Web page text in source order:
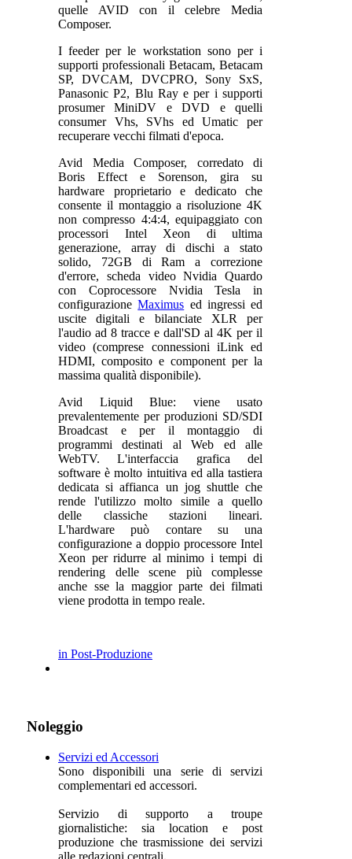
quelle AVID con il celebre Media
Composer.
I feeder per le workstation sono per i
supporti professionali Betacam, Betacam
SP, DVCAM, DVCPRO, Sony SxS,
Panasonic P2, Blu Ray e per i supporti
prosumer MiniDV e DVD e quelli
consumer Vhs, SVhs ed Umatic per
recuperare vecchi filmati d'epoca.
Avid Media Composer, corredato di
Boris Effect e Sorenson, gira su
hardware proprietario e dedicato che
consente il montaggio a risoluzione 4K
non compresso 4:4:4, equipaggiato con
processori Intel Xeon di ultima
generazione, array di dischi a stato
solido, 72GB di Ram a correzione
d'errore, scheda video Nvidia Quardo
con Coprocessore Nvidia Tesla in
configurazioneMaximus ed ingressi ed
uscite digitali e bilanciate XLR per
l'audio ad 8 tracce e dall'SD al 4K per il
video (comprese connessioni iLink ed
HDMI, composito e component per la
massima qualità disponibile).
Avid Liquid Blue: viene usato
prevalentemente per produzioni SD/SDI
Broadcast e per il montaggio di
programmi destinati al Web ed alle
WebTV. L'interfaccia grafica del
software è molto intuitiva ed alla tastiera
dedicata si affianca un jog shuttle che
rende l'utilizzo molto simile a quello
delle classiche stazioni lineari.
L'hardware può contare su una
configurazione a doppio processore Intel
Xeon per ridurre al minimo i tempi di
rendering delle scene più complesse
anche sse la maggior parte dei filmati
viene prodotta in tempo reale.
in Post-Produzione
Noleggio
Servizi ed Accessori
Sono disponibili una serie di servizi
complementari ed accessori.
Servizio di supporto a troupe
giornalistiche: sia location e post
produzione che trasmissione dei servizi
alle redazioni centrali.